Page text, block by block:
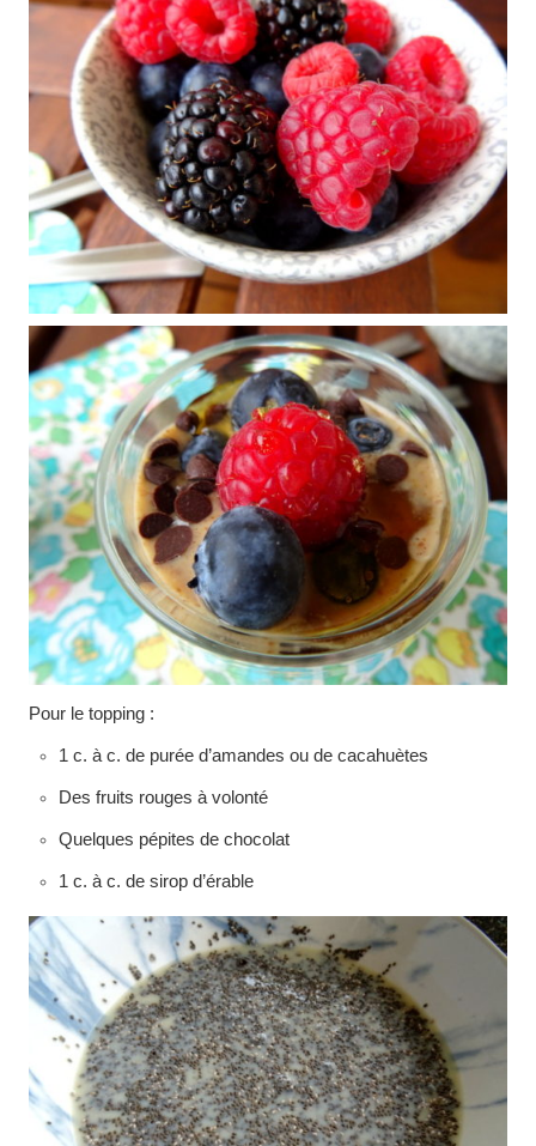
Pour le topping :
1 c. à c. de purée d’amandes ou de cacahuètes
Des fruits rouges à volonté
Quelques pépites de chocolat
1 c. à c. de sirop d’érable